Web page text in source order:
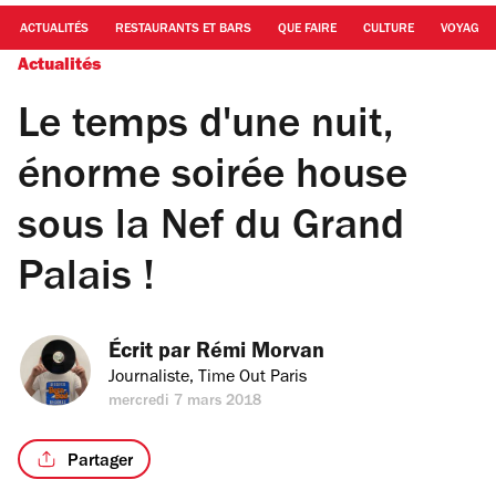
ACTUALITÉS RESTAURANTS ET BARS QUE FAIRE CULTURE VOYAGE
Actualités
Le temps d'une nuit,
énorme soirée house
sous la Nef du Grand
Palais !
Écrit par Rémi Morvan
Journaliste, Time Out Paris
mercredi 7 mars 2018
Partager